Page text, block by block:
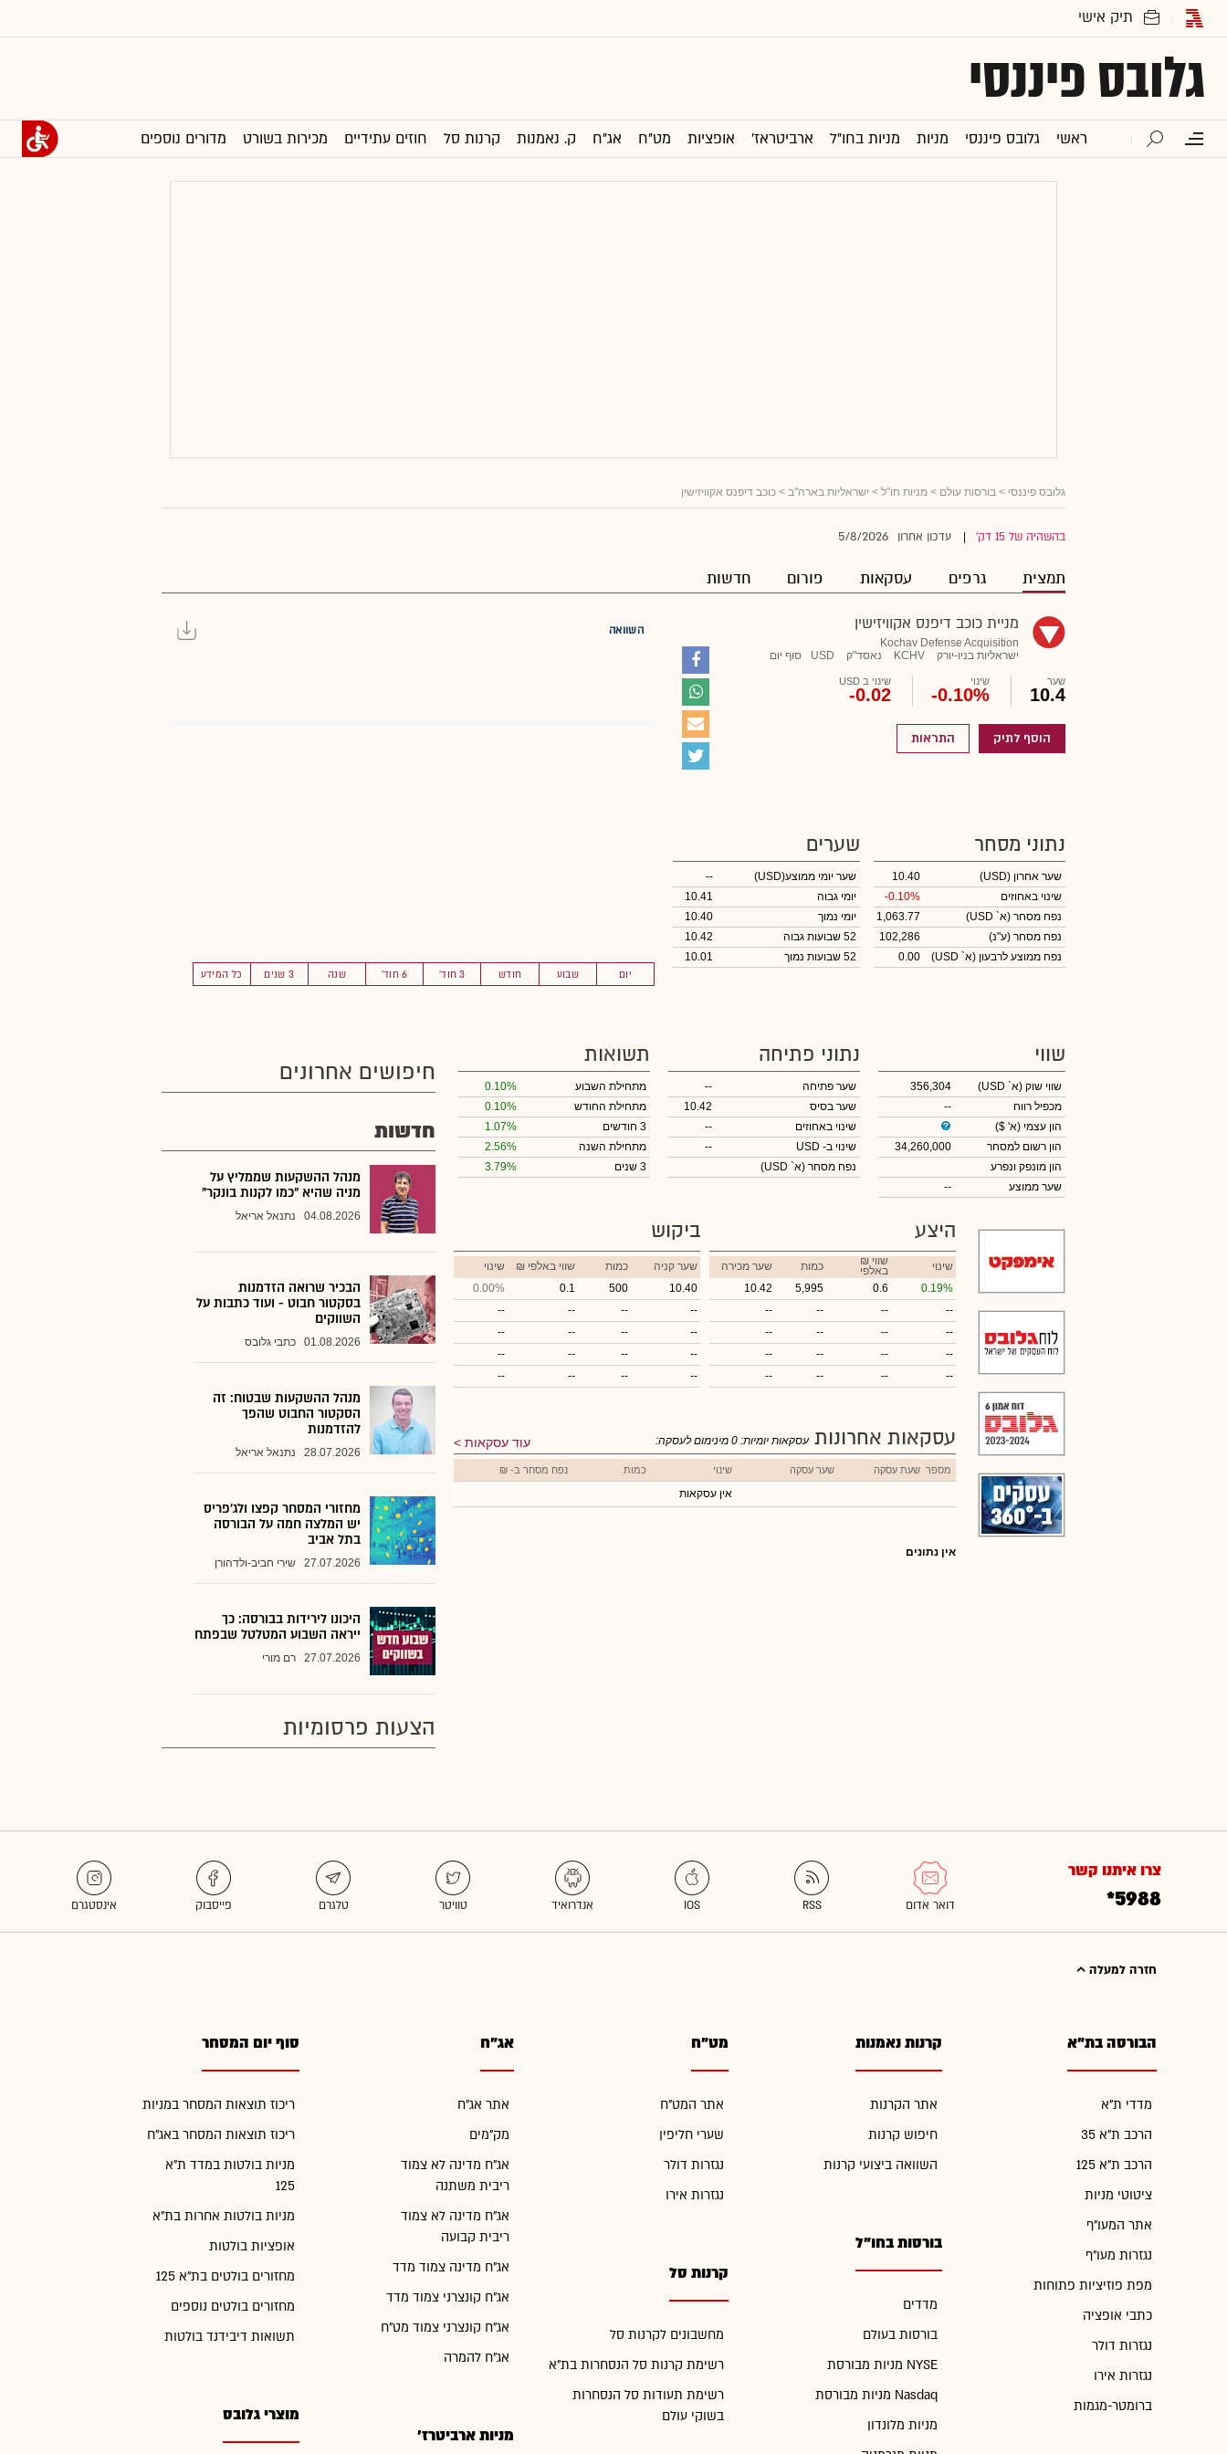
גלובס פיננסי
ראשי גלובס פיננסי מניות מניות בחו"ל ארביטראז' אופציות מט"ח אג"ח ק. נאמנות קרנות סל חוזים עתידיים מכירות בשורט מדורים נוספים
גלובס פיננסי > בורסות עולם > מניות חו"ל > ישראליות בארה"ב > כוכב דיפנס אקוויזישין
בהשהיה של 15 דק' עדכון אחרון 5/8/2026
תמצית גרפים עסקאות פורום חדשות
מניית כוכב דיפנס אקוויזישין
Kochav Defense Acquisition
ישראליות בניו-יורק
KCHV נאסד"ק USD סוף יום
שער
10.4
שינוי
-0.10%
שינוי ב USD
-0.02
הוסף לתיק התראות
השוואה
יום שבוע חודש 3 חוד' 6 חוד' שנה 3 שנים כל המידע
נתוני מסחר
שער אחרון (USD)
10.40
שינוי באחוזים
-0.10%
נפח מסחר (א` USD)
1,063.77
נפח מסחר (ע"נ)
102,286
נפח ממוצע לרבעון (א` USD)
0.00
שערים
שער יומי ממוצע(USD)
--
יומי גבוה
10.41
יומי נמוך
10.40
52 שבועות גבוה
10.42
52 שבועות נמוך
10.01
שווי
שווי שוק (א` USD)
356,304
מכפיל רווח
--
הון עצמי (א' $)
הון רשום למסחר
34,260,000
הון מונפק ונפרע
שער ממוצע
--
נתוני פתיחה
שער פתיחה
--
שער בסיס
10.42
שינוי באחוזים
--
שינוי ב- USD
--
נפח מסחר (א` USD)
תשואות
מתחילת השבוע
0.10%
מתחילת החודש
0.10%
3 חודשים
1.07%
מתחילת השנה
2.56%
3 שנים
3.79%
היצע
שינוי ₪ שווי
באלפי כמות
שער מכירה
0.19%
0.6
5,995
10.42
--
--
--
--
--
--
--
--
--
--
--
--
--
--
--
--
ביקוש
שער קניה כמות ₪ שווי באלפי
שינוי
10.40
500
0.1
0.00%
--
--
--
--
--
--
--
--
--
--
--
--
--
--
--
--
עסקאות אחרונות עוד עסקאות עסקאות יומיות: 0 מינימום לעסקה:
מספר שעת עסקה שער עסקה שינוי כמות נפח מסחר ב- ₪
אין עסקאות
אין נתונים
חיפושים אחרונים
חדשות
מנהל ההשקעות שממליץ על
מניה שהיא "כמו לקנות בונקר"
04.08.2026 נתנאל אריאל
הבכיר שרואה הזדמנות
בסקטור חבוט - ועוד כתבות על
השווקים
01.08.2026 כתבי גלובס
מנהל ההשקעות שבטוח: זה
הסקטור החבוט שהפך
להזדמנות
28.07.2026 נתנאל אריאל
מחזורי המסחר קפצו ולג'פריס
יש המלצה חמה על הבורסה
בתל אביב
27.07.2026 שירי חביב-ולדהורן
היכונו לירידות בבורסה: כך
ייראה השבוע המטלטל שבפתח
27.07.2026 רם מורי
הצעות פרסומיות
צרו איתנו קשר
*5988
חזרה למעלה
הבורסה בת"א
מדדי ת"א
הרכב ת"א 35
הרכב ת"א 125
ציטוטי מניות
אתר המעו"ף
נגזרות מעו"ף
מפת פוזיציות פתוחות
כתבי אופציה
נגזרות דולר
נגזרות אירו
ברומטר-מגמות
קרנות נאמנות
אתר הקרנות
חיפוש קרנות
השוואה ביצועי קרנות
בורסות בחו"ל
מדדים
בורסות בעולם
מניות מבורסת NYSE
מניות מבורסת Nasdaq
מניות מלונדון
מט"ח
אתר המט"ח
שערי חליפין
נגזרות דולר
נגזרות אירו
קרנות סל
מחשבונים לקרנות סל
רשימת קרנות סל הנסחרות בת"א
רשימת תעודות סל הנסחרות
בשוקי עולם
אג"ח
אתר אג"ח
מק"מים
אג"ח מדינה לא צמוד
ריבית משתנה
אג"ח מדינה לא צמוד
ריבית קבועה
אג"ח מדינה צמוד מדד
אג"ח קונצרני צמוד מדד
אג"ח קונצרני צמוד מט"ח
אג"ח להמרה
מניות ארביטרז'
סוף יום המסחר
ריכוז תוצאות המסחר במניות
ריכוז תוצאות המסחר באג"ח
מניות בולטות במדד ת"א
125
מניות בולטות אחרות בת"א
אופציות בולטות
מחזורים בולטים בת"א 125
מחזורים בולטים נוספים
תשואות דיבידנד בולטות
מוצרי גלובס